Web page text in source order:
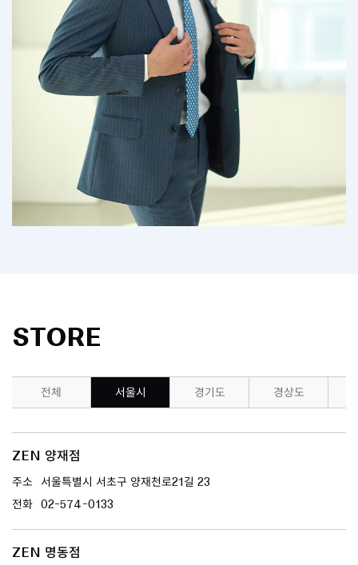
STORE
전체 서울시 경기도 경상도
ZEN 양재점
주소
서울특별시 서초구 양재천로21길 23
전화 02-574-0133
ZEN 명동점